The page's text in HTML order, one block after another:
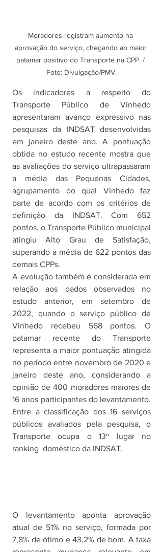
Moradores registram aumento na
aprovação do serviço, chegando ao maior
patamar positivo do Transporte na CPP. /
Foto: Divulgação/PMV.
Os indicadores a respeito do
Transporte Público de Vinhedo
apresentaram avanço expressivo nas
pesquisas da INDSAT desenvolvidas
em janeiro deste ano. A pontuação
obtida no estudo recente mostra que
as avaliações do serviço ultrapassaram
a média das Pequenas Cidades,
agrupamento do qual Vinhedo faz
parte de acordo com os critérios de
definição da INDSAT. Com 652
pontos, o Transporte Público municipal
atingiu Alto Grau de Satisfação,
superando a média de 622 pontos das
demais CPPs.
A evolução também é considerada em
relação aos dados observados no
estudo anterior, em setembro de
2022, quando o serviço público de
Vinhedo recebeu 568 pontos. O
patamar recente do Transporte
representa a maior pontuação atingida
no período entre novembro de 2020 e
janeiro deste ano, considerando a
opinião de 400 moradores maiores de
16 anos participantes do levantamento.
Entre a classificação dos 16 serviços
públicos avaliados pela pesquisa, o
Transporte ocupa o 13º lugar no
ranking  doméstico da INDSAT.
O levantamento aponta aprovação
atual de 51% no serviço, formada por
7,8% de ótimo e 43,2% de bom. A taxa